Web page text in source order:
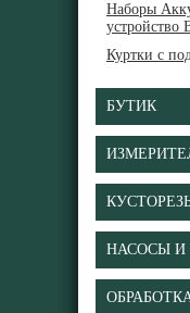
Наборы
устройство
Куртки с
БУТИК
НАСОСЫ И